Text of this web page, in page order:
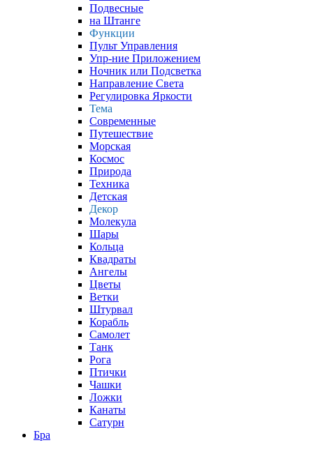
Подвесные
на Штанге
Функции
Пульт Управления
Упр-ние Приложением
Ночник или Подсветка
Направление Света
Регулировка Яркости
Тема
Современные
Путешествие
Морская
Космос
Природа
Техника
Детская
Декор
Молекула
Шары
Кольца
Квадраты
Ангелы
Цветы
Ветки
Штурвал
Корабль
Самолет
Танк
Рога
Птички
Чашки
Ложки
Канаты
Сатурн
Бра